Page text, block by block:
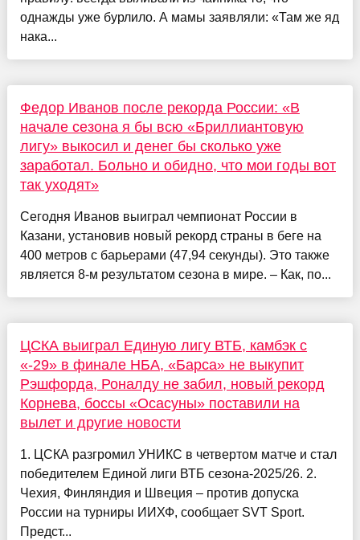
однажды уже бурлило. А мамы заявляли: «Там же яд
нака...
Федор Иванов после рекорда России: «В
начале сезона я бы всю «Бриллиантовую
лигу» выкосил и денег бы сколько уже
заработал. Больно и обидно, что мои годы вот
так уходят»
Сегодня Иванов выиграл чемпионат России в
Казани, установив новый рекорд страны в беге на
400 метров с барьерами (47,94 секунды). Это также
является 8-м результатом сезона в мире. – Как, по...
ЦСКА выиграл Единую лигу ВТБ, камбэк с
«-29» в финале НБА, «Барса» не выкупит
Рэшфорда, Роналду не забил, новый рекорд
Корнева, боссы «Осасуны» поставили на
вылет и другие новости
1. ЦСКА разгромил УНИКС в четвертом матче и стал
победителем Единой лиги ВТБ сезона-2025/26. 2.
Чехия, Финляндия и Швеция – против допуска
России на турниры ИИХФ, сообщает SVT Sport.
Предст...